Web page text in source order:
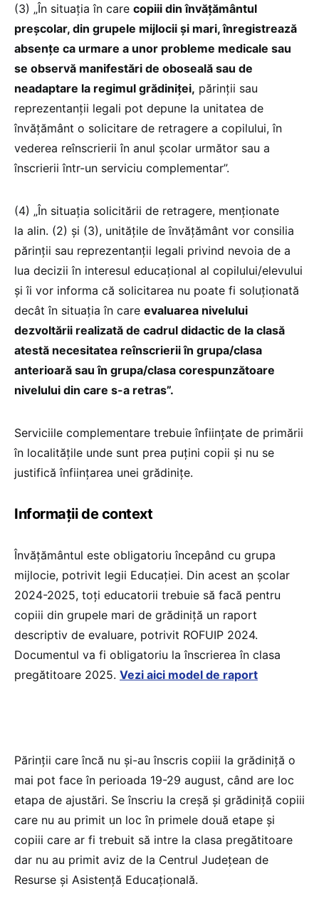
(3) „În situația în care copiii din învățământul
preșcolar, din grupele mijlocii și mari, înregistrează
absențe ca urmare a unor probleme medicale sau
se observă manifestări de oboseală sau de
neadaptare la regimul grădiniței, părinții sau
reprezentanții legali pot depune la unitatea de
învățământ o solicitare de retragere a copilului, în
vederea reînscrierii în anul școlar următor sau a
înscrierii într-un serviciu complementar”.
(4) „În situația solicitării de retragere, menționate
la alin. (2) și (3), unitățile de învățământ vor consilia
părinții sau reprezentanții legali privind nevoia de a
lua decizii în interesul educațional al copilului/elevului
și îi vor informa că solicitarea nu poate fi soluționată
decât în situația în care evaluarea nivelului
dezvoltării realizată de cadrul didactic de la clasă
atestă necesitatea reînscrierii în grupa/clasa
anterioară sau în grupa/clasa corespunzătoare
nivelului din care s-a retras”.
Serviciile complementare trebuie înființate de primării
în localitățile unde sunt prea puțini copii și nu se
justifică înființarea unei grădinițe.
Informații de context
Învățământul este obligatoriu începând cu grupa
mijlocie, potrivit legii Educației. Din acest an școlar
2024-2025, toți educatorii trebuie să facă pentru
copiii din grupele mari de grădiniță un raport
descriptiv de evaluare, potrivit ROFUIP 2024.
Documentul va fi obligatoriu la înscrierea în clasa
pregătitoare 2025. Vezi aici model de raport
Părinții care încă nu și-au înscris copiii la grădiniță o
mai pot face în perioada 19-29 august, când are loc
etapa de ajustări. Se înscriu la creșă și grădiniță copiii
care nu au primit un loc în primele două etape și
copiii care ar fi trebuit să intre la clasa pregătitoare
dar nu au primit aviz de la Centrul Județean de
Resurse și Asistență Educațională.